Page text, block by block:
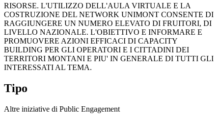
RISORSE. L'UTILIZZO DELL'AULA VIRTUALE E LA
COSTRUZIONE DEL NETWORK UNIMONT CONSENTE DI
RAGGIUNGERE UN NUMERO ELEVATO DI FRUITORI, DI
LIVELLO NAZIONALE. L'OBIETTIVO E INFORMARE E
PROMUOVERE AZIONI EFFICACI DI CAPACITY
BUILDING PER GLI OPERATORI E I CITTADINI DEI
TERRITORI MONTANI E PIU' IN GENERALE DI TUTTI GLI
INTERESSATI AL TEMA.
Tipo
Altre iniziative di Public Engagement